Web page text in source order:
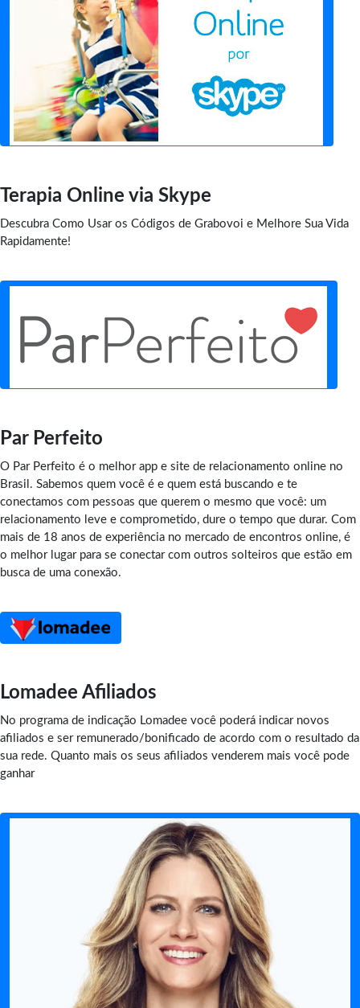
Terapia Online via Skype
Descubra Como Usar os Códigos de Grabovoi e Melhore Sua Vida
Rapidamente!
Par Perfeito
O Par Perfeito é o melhor app e site de relacionamento online no
Brasil. Sabemos quem você é e quem está buscando e te
conectamos com pessoas que querem o mesmo que você: um
relacionamento leve e comprometido, dure o tempo que durar. Com
mais de 18 anos de experiência no mercado de encontros online, é
o melhor lugar para se conectar com outros solteiros que estão em
busca de uma conexão.
Lomadee Afiliados
No programa de indicação Lomadee você poderá indicar novos
afiliados e ser remunerado/bonificado de acordo com o resultado da
sua rede. Quanto mais os seus afiliados venderem mais você pode
ganhar